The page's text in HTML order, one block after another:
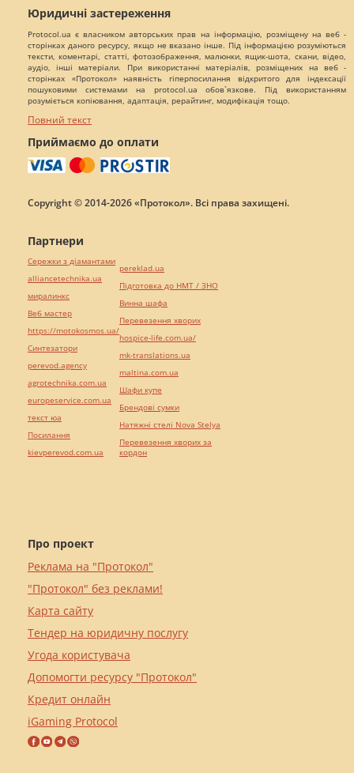
Юридичні застереження
Protocol.ua є власником авторських прав на інформацію, розміщену на веб -
сторінках даного ресурсу, якщо не вказано інше. Під інформацією розуміються
тексти, коментарі, статті, фотозображення, малюнки, ящик-шота, скани, відео,
аудіо, інші матеріали. При використанні матеріалів, розміщених на веб -
сторінках «Протокол» наявність гіперпосилання відкритого для індексації
пошуковими системами на protocol.ua обов`язкове. Під використанням
розуміється копіювання, адаптація, рерайтинг, модифікація тощо.
Повний текст
Приймаємо до оплати
Copyright © 2014-2026 «Протокол». Всі права захищені.
Про проект
Реклама на "Протокол"
"Протокол" без реклами!
Карта сайту
Тендер на юридичну послугу
Угода користувача
Допомогти ресурсу "Протокол"
Кредит онлайн
iGaming Protocol
Партнери
Сережки з діамантами
alliancetechnika.ua
миралинкс
Веб мастер
https://motokosmos.ua/
Синтезатори
perevod.agency
agrotechnika.com.ua
europeservice.com.ua
текст юа
Посилання
kievperevod.com.ua
pereklad.ua
Підготовка до НМТ / ЗНО
Винна шафа
Перевезення хворих
hospice-life.com.ua/
mk-translations.ua
maltina.com.ua
Шафи купе
Брендові сумки
Натяжні стелі Nova Stelya
Перевезення хворих за
кордон